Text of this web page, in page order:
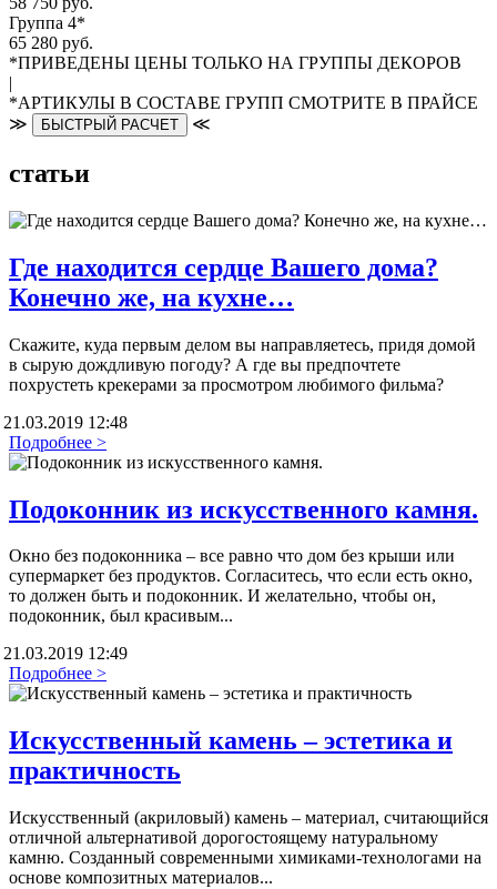
Группа 4*
65 280 руб.
*ПРИВЕДЕНЫ ЦЕНЫ ТОЛЬКО НА ГРУППЫ ДЕКОРОВ
|
*АРТИКУЛЫ В СОСТАВЕ ГРУПП СМОТРИТЕ В ПРАЙСЕ
≫
БЫСТРЫЙ РАСЧЕТ ≪
статьи
Где находится сердце Вашего дома?
Конечно же, на кухне…
Скажите, куда первым делом вы направляетесь, придя домой
в сырую дождливую погоду? А где вы предпочтете
похрустеть крекерами за просмотром любимого фильма?
21.03.2019 12:48
Подробнее >
Подоконник из искусственного камня.
Окно без подоконника – все равно что дом без крыши или
супермаркет без продуктов. Согласитесь, что если есть окно,
то должен быть и подоконник. И желательно, чтобы он,
подоконник, был красивым...
21.03.2019 12:49
Подробнее >
Искусственный камень – эстетика и
практичность
Искусственный (акриловый) камень – материал, считающийся
отличной альтернативой дорогостоящему натуральному
камню. Созданный современными химиками-технологами на
основе композитных материалов...